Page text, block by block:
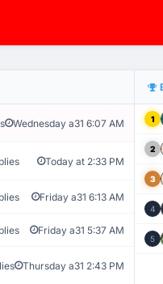
THỐNG GIÁM SÁT TỰ
Wednesday a31 6:07 AM
Today at 2:33 PM
Friday a31 6:13 AM
Friday a31 5:37 AM
Thursday a31 2:43 PM
1
2
3
4
5